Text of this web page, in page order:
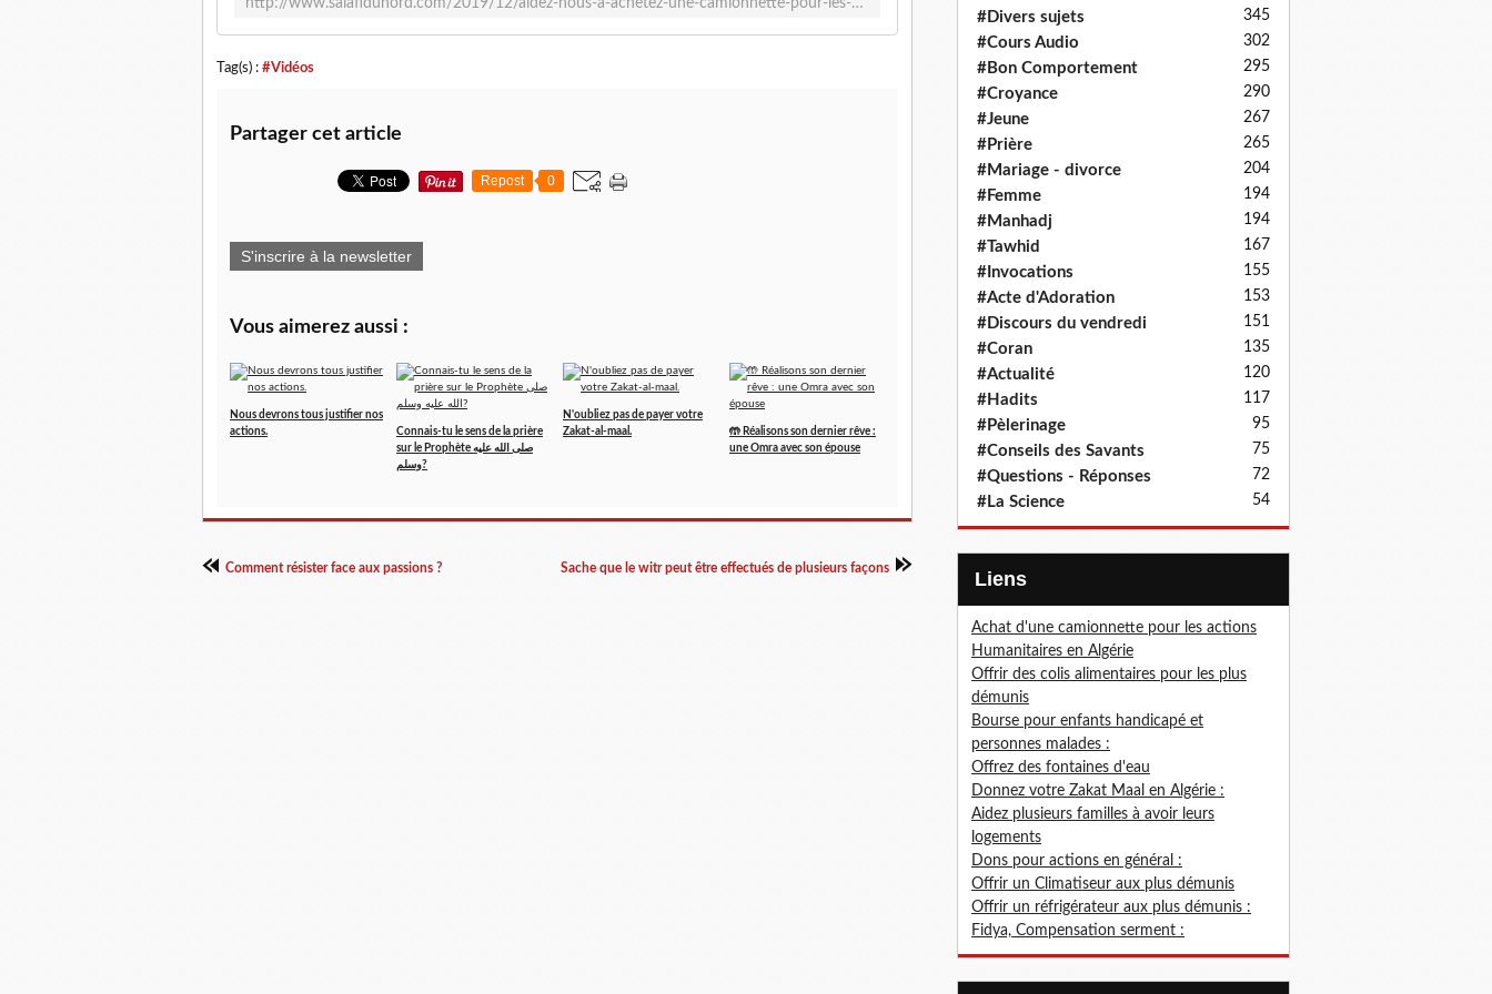
http://www.salafidunord.com/2019/12/aidez-nous-a-achetez-une-camionnette-pour-les-actions-de-l-association.html
Tag(s) : #Vidéos
Partager cet article
Repost 0
S'inscrire à la newsletter
Vous aimerez aussi :
Nous devrons tous justifier nos
actions.
Connais-tu le sens de la prière
sur le Prophète صلى الله عليه
وسلم?
N'oubliez pas de payer votre
Zakat-al-maal.
🤲 Réalisons son dernier rêve :
une Omra avec son épouse
Comment résister face aux passions ? Sache que le witr peut être effectués de plusieurs façons
#Divers sujets 345
#Cours Audio 302
#Bon Comportement 295
#Croyance 290
#Jeune 267
#Prière 265
#Mariage - divorce 204
#Femme 194
#Manhadj 194
#Tawhid 167
#Invocations 155
#Acte d'Adoration 153
#Discours du vendredi 151
#Coran 135
#Actualité 120
#Hadits 117
#Pèlerinage 95
#Conseils des Savants 75
#Questions - Réponses 72
#La Science 54
Liens
Achat d'une camionnette pour les actions
Humanitaires en Algérie
Offrir des colis alimentaires pour les plus
démunis
Bourse pour enfants handicapé et
personnes malades :
Offrez des fontaines d'eau
Donnez votre Zakat Maal en Algérie :
Aidez plusieurs familles à avoir leurs
logements
Dons pour actions en général :
Offrir un Climatiseur aux plus démunis
Offrir un réfrigérateur aux plus démunis :
Fidya, Compensation serment :